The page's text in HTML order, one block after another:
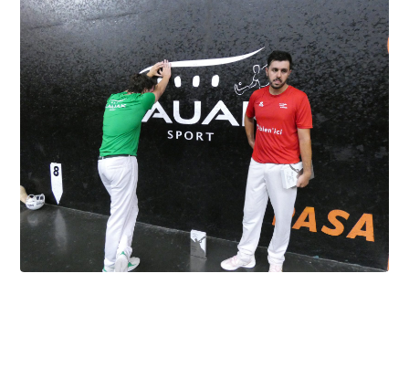
Gonzales en finale à Hossegor
6.8.2026